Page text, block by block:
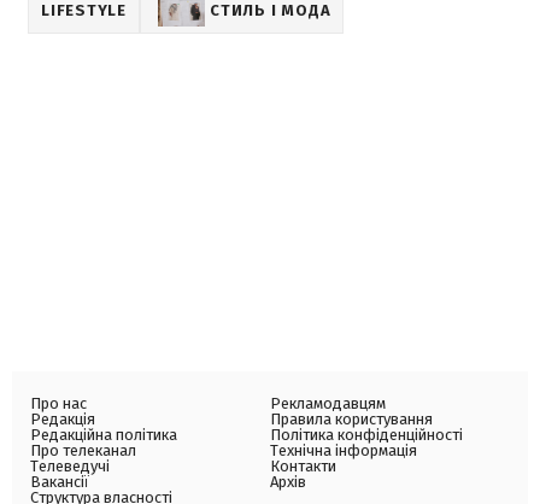
LIFESTYLE СТИЛЬ І МОДА
Про нас
Редакція
Редакційна політика
Про телеканал
Телеведучі
Вакансії
Структура власності
Рекламодавцям
Правила користування
Політика конфіденційності
Технічна інформація
Контакти
Архів